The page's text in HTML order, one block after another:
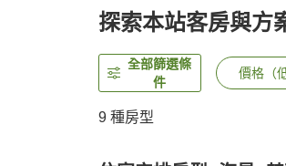
探索本站客房與方
全部篩選條
件
價格（
9 種房型